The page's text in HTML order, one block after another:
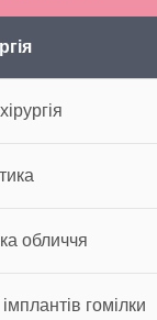
обличчя
гомілки